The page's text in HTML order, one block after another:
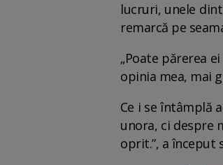
lucruri, unele
remarcă pe
„Poate părerea
opinia mea, mai
⁠Ce i se întâmplă
unora, ci despre
oprit.”, a început